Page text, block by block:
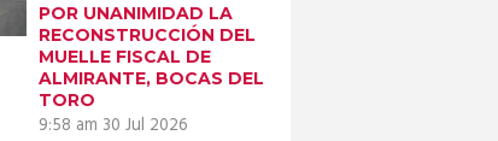
POR UNANIMIDAD LA
RECONSTRUCCIÓN DEL
MUELLE FISCAL DE
ALMIRANTE, BOCAS DEL
TORO
9:58 am 30 Jul 2026